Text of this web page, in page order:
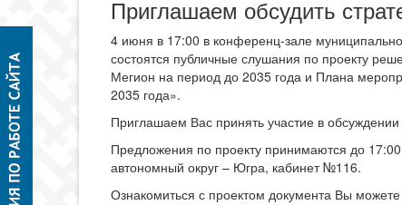
Приглашаем обсудить
4 июня в 17:00 в конференц-зале
состоятся публичные слушания по проекту
Мегион на период до 2035 года и Плана
2035 года».
Приглашаем Вас принять участие в обсуждении
Предложения по проекту принимаются до
автономный округ – Югра, кабинет №116.
Ознакомиться с проектом документа Вы